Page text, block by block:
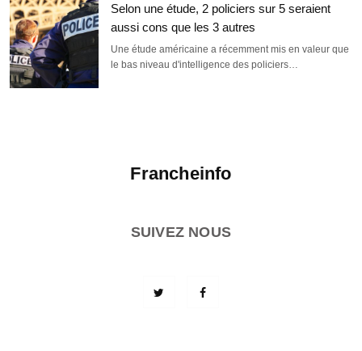
Selon une étude, 2 policiers sur 5 seraient
aussi cons que les 3 autres
Une étude américaine a récemment mis en valeur que
le bas niveau d'intelligence des policiers…
Francheinfo
SUIVEZ NOUS